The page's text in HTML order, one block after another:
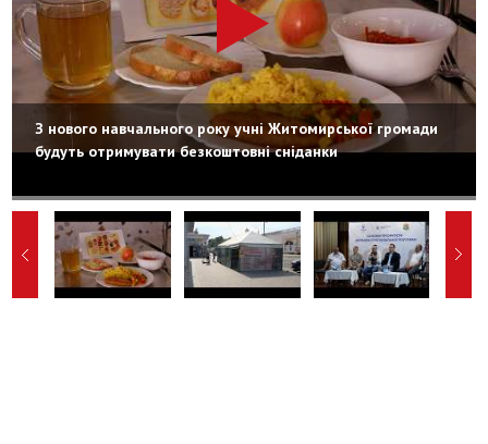
З нового навчального року учні Житомирської громади
будуть отримувати безкоштовні сніданки